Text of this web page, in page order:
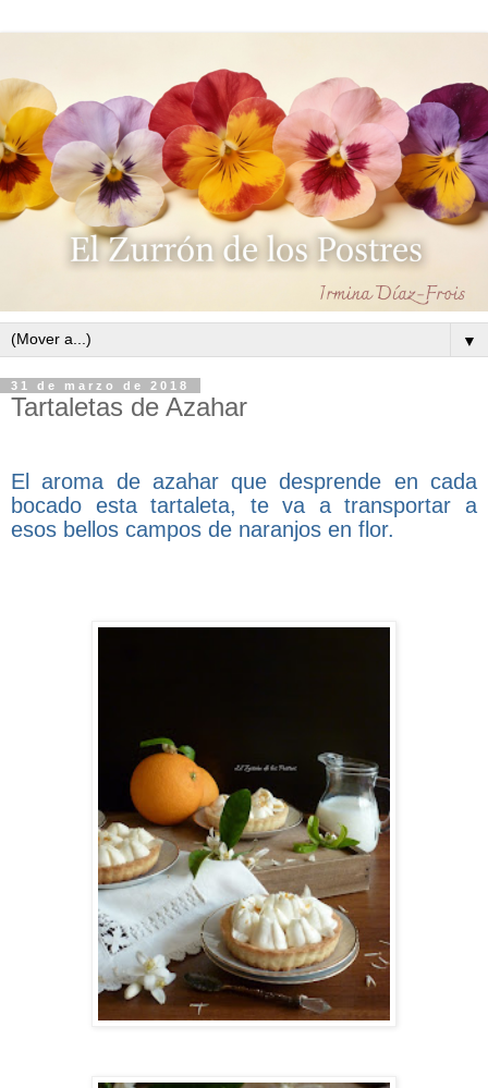
▼
31 de marzo de 2018
Tartaletas de Azahar
El aroma de azahar que desprende en cada
bocado esta tartaleta, te va a transportar a
esos bellos campos de naranjos en flor.